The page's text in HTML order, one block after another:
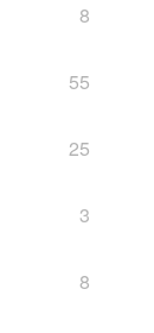
8
55
25
3
8